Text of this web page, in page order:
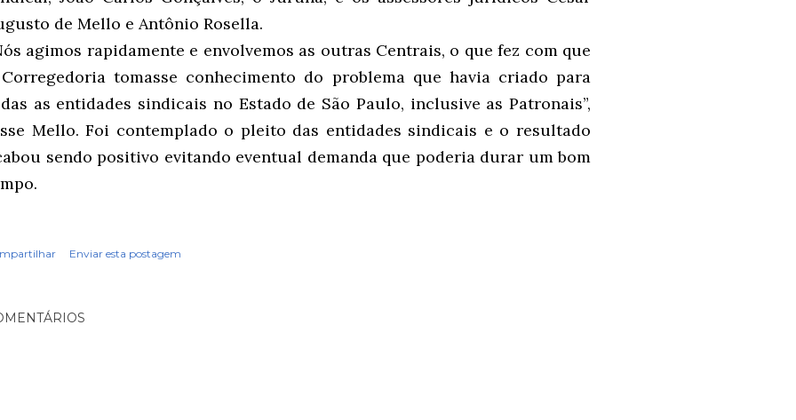
de Mello e Antônio Rosella.
agimos rapidamente e envolvemos as outras Centrais, o que fez com que
tomasse conhecimento do problema que havia criado para
as entidades sindicais no Estado de São Paulo, inclusive as Patronais”,
Mello. Foi contemplado o pleito das entidades sindicais e o resultado
sendo positivo evitando eventual demanda que poderia durar um bom
Enviar esta postagem